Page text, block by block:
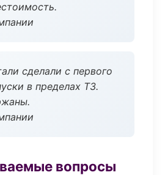
сделали с первого
в пределах ТЗ.
вопросы